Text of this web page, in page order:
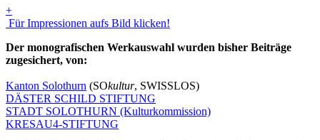
+
Für Impressionen aufs Bild klicken!
Der monografischen Werkauswahl wurden bisher Beiträge
zugesichert, von:
Kanton Solothurn (SOkultur, SWISSLOS)
DÄSTER SCHILD STIFTUNG
STADT SOLOTHURN (Kulturkommission)
KRESAU4-STIFTUNG